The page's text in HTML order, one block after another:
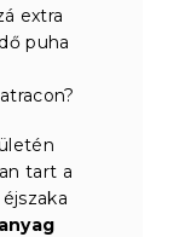
extra
puha
tart a